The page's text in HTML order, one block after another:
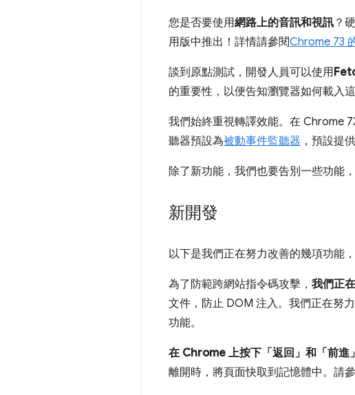
您是否要使用網路上的音訊和視訊 ？
用版中推出！詳情請參閱Chrome 73
談到原點測試，開發人員可以使用
的重要性，以便告知瀏覽器如何載入
我們始終重視轉譯效能。在 Chrome
聽器預設為被動事件監聽器 ，預設提
除了新功能，我們也要告別一些功能
新開發
以下是我們正在努力改善的幾項功能
為了防範跨網站指令碼攻擊， 我們正
文件，防止 DOM 注入。我們正在努
功能。
在 Chrome 上按下「返回」和「前進
離開時，將頁面快取到記憶體中。請